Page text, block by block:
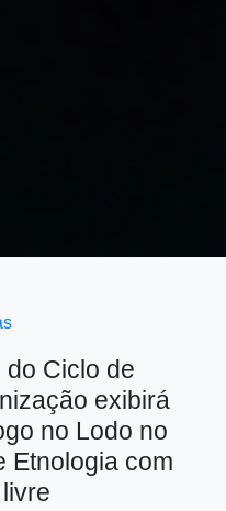
Ciclo de
exibirá
no Lodo no
Etnologia com